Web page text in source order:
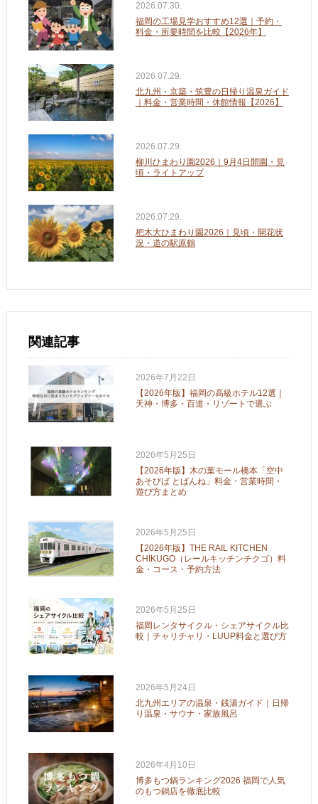
2026.07.30.
福岡の工場見学おすすめ12選｜予約・
料金・所要時間を比較【2026年】
2026.07.29.
北九州・京築・筑豊の日帰り温泉ガイド
｜料金・営業時間・休館情報【2026】
2026.07.29.
柳川ひまわり園2026｜9月4日開園・見
頃・ライトアップ
2026.07.29.
杷木大ひまわり園2026｜見頃・開花状
況・道の駅原鶴
関連記事
2026年7月22日
【2026年版】福岡の高級ホテル12選｜
天神・博多・百道・リゾートで選ぶ
2026年5月25日
【2026年版】木の葉モール橋本「空中
あそびば とばんね」料金・営業時間・
遊び方まとめ
2026年5月25日
【2026年版】THE RAIL KITCHEN
CHIKUGO（レールキッチンチクゴ）料
金・コース・予約方法
2026年5月25日
福岡レンタサイクル・シェアサイクル比
較｜チャリチャリ・LUUP料金と選び方
2026年5月24日
北九州エリアの温泉・銭湯ガイド｜日帰
り温泉・サウナ・家族風呂
2026年4月10日
博多もつ鍋ランキング2026 福岡で人気
のもつ鍋店を徹底比較